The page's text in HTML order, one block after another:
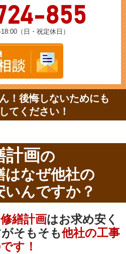
855
（日・祝定休日）
！後悔しないためにも
てください！
計画の
はなぜ他社の
いんですか？
修繕計画はお求め安く
そもそも他社の工事
す！